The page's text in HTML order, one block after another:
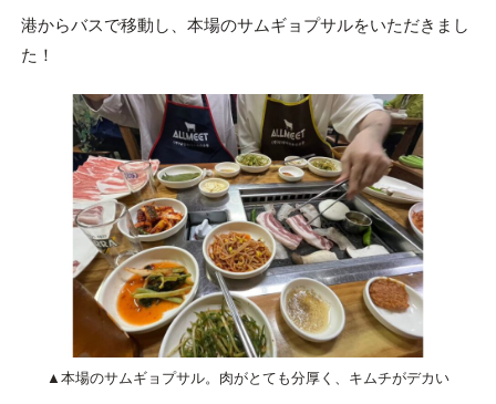
港からバスで移動し、本場のサムギョプサルをいただきまし
た！
▲本場のサムギョプサル。肉がとても分厚く、キムチがデカい